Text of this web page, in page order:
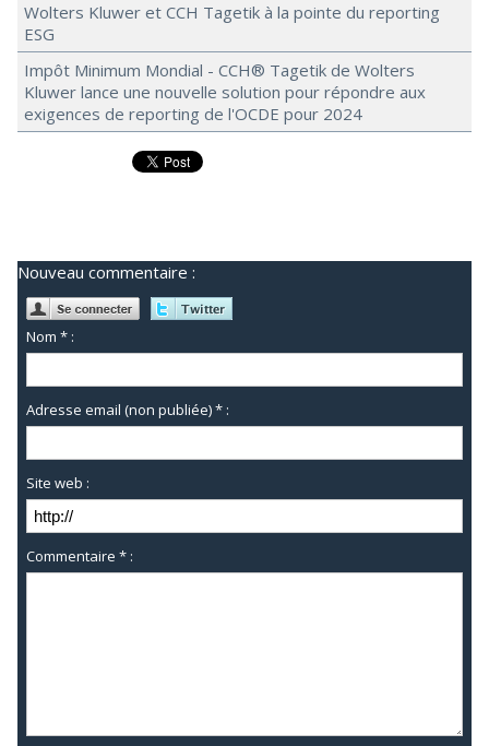
Wolters Kluwer et CCH Tagetik à la pointe du reporting
ESG
Impôt Minimum Mondial - CCH® Tagetik de Wolters
Kluwer lance une nouvelle solution pour répondre aux
exigences de reporting de l'OCDE pour 2024
Nouveau commentaire :
Nom * :
Adresse email (non publiée) * :
Site web :
Commentaire * :